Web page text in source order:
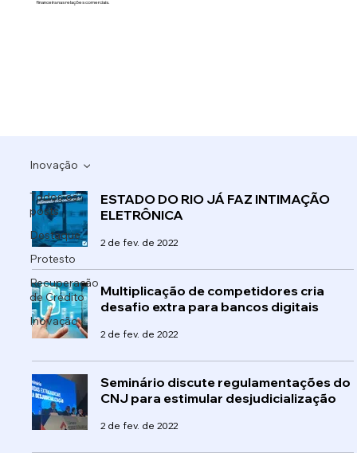
Todos os
posts
Destaque
Protesto
Recuperação
de Crédito
Inovação
Inovação
ESTADO DO RIO JÁ FAZ INTIMAÇÃO
ELETRÔNICA
2 de fev. de 2022
Multiplicação de competidores cria
desafio extra para bancos digitais
2 de fev. de 2022
Seminário discute regulamentações do
CNJ para estimular desjudicialização
2 de fev. de 2022
financeira nas relações comerciais.